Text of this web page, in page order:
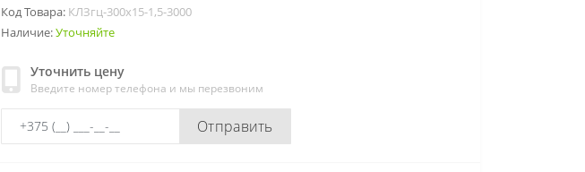
Код Товара: КЛЗгц-300х15-1,5-3000
Наличие:Уточняйте
Уточнить цену
Введите номер телефона и мы перезвоним
Отправить